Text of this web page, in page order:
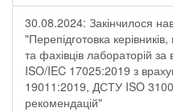
30.08.2024: Закінчилося
"Перепідготовка
та фахівців лабораторій
ISO/IEC 17025:2019 з
19011:2019, ДСТУ ISO
рекомендацій"